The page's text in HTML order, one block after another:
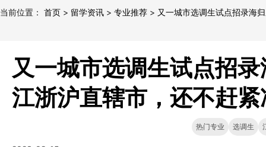
当前位置： 首页 > 留学资讯 > 专业推荐 > 又一城市选调生试点招录海
又一城市选调生试点招
江浙沪直辖市，还不赶
热门专业 选调生